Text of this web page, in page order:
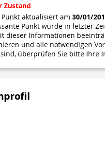
Zustand
aktualisiert am 30/01/
Punkt wurde in letzter
dieser Informationen
und alle notwendigen
überprüfen Sie bitte Ihre